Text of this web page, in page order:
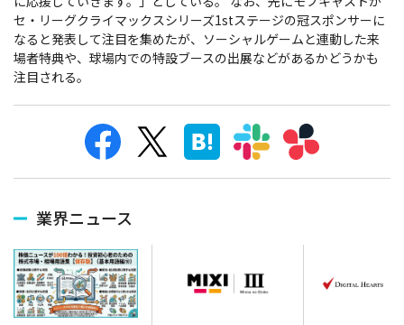
セ・リーグクライマックスシリーズ1stステージの冠スポンサーに
なると発表して注目を集めたが、ソーシャルゲームと連動した来
場者特典や、球場内での特設ブースの出展などがあるかどうかも
注目される。
業界ニュース